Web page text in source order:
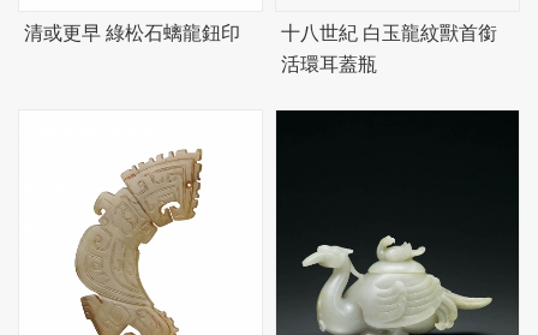
清或更早 綠松石螭龍鈕印
十八世紀 白玉龍紋獸首銜
活環耳蓋瓶